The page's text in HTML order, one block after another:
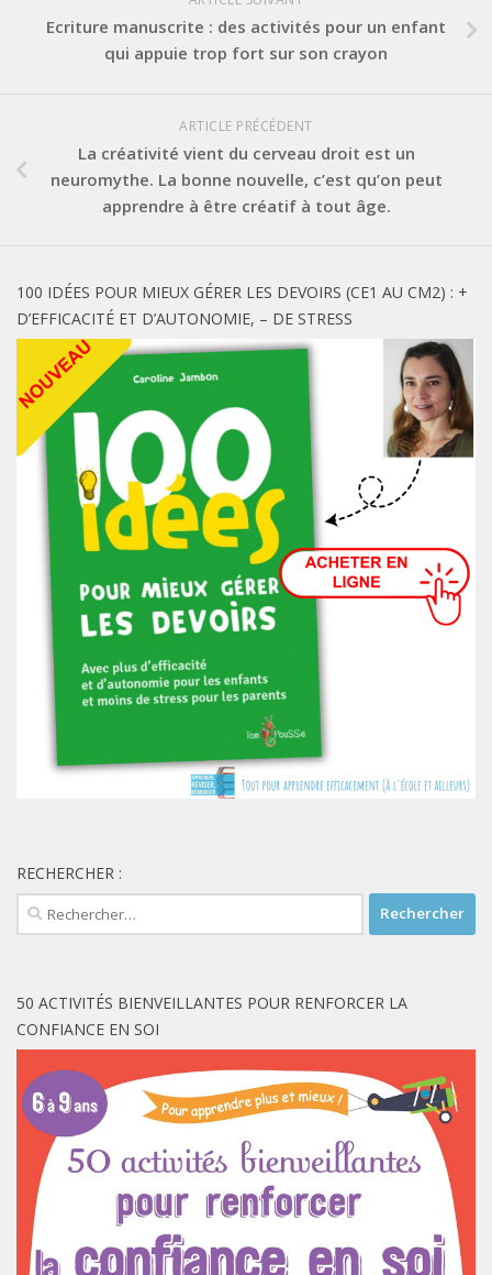
Ecriture manuscrite : des activités pour un enfant
qui appuie trop fort sur son crayon
ARTICLE PRÉCÉDENT
La créativité vient du cerveau droit est un
neuromythe. La bonne nouvelle, c’est qu’on peut
apprendre à être créatif à tout âge.
100 IDÉES POUR MIEUX GÉRER LES DEVOIRS (CE1 AU CM2) : +
D’EFFICACITÉ ET D’AUTONOMIE, – DE STRESS
RECHERCHER :
Rechercher :
50 ACTIVITÉS BIENVEILLANTES POUR RENFORCER LA
CONFIANCE EN SOI